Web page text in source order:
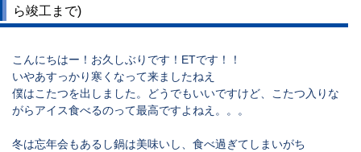
ら竣工まで)
こんにちはー！お久しぶりです！ETです！！
いやあすっかり寒くなって来ましたねえ
僕はこたつを出しました。どうでもいいですけど、こたつ入りな
がらアイス食べるのって最高ですよねえ。。。
冬は忘年会もあるし鍋は美味いし、食べ過ぎてしまいがち